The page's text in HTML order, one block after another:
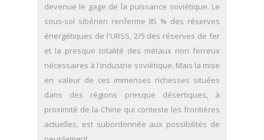
devenue le gage de la puissance soviétique. Le
sous-sol sibérien renferme 85 % des réserves
énergétiques de l'URSS, 2/5 des réserves de fer
et la presque totalité des métaux non ferreux
nécessaires à l'industrie soviétique. Mais la mise
en valeur de ces immenses richesses situées
dans des régions presque désertiques, à
proximité de la Chine qui conteste les frontières
actuelles, est subordonnée aux possibilités de